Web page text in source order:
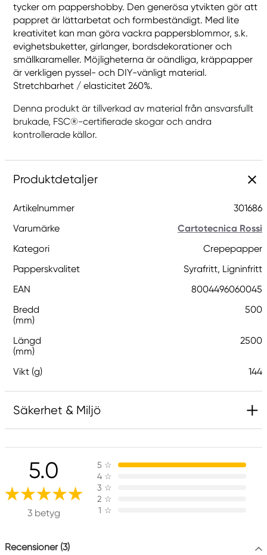
tycker om pappershobby. Den generösa ytvikten gör att
pappret är lättarbetat och formbeständigt. Med lite
kreativitet kan man göra vackra pappersblommor, s.k.
evighetsbuketter, girlanger, bordsdekorationer och
smällkarameller. Möjligheterna är oändliga, kräppapper
är verkligen pyssel- och DIY-vänligt material.
Stretchbarhet / elasticitet 260%.
Denna produkt är tillverkad av material från ansvarsfullt
brukade, FSC®-certifierade skogar och andra
kontrollerade källor.
Produktdetaljer
Artikelnummer
301686
Varumärke
Cartotecnica Rossi
Kategori
Crepepapper
Papperskvalitet
Syrafritt, Ligninfritt
EAN
8004496060045
Bredd
(mm)
500
Längd
(mm)
2500
Vikt (g) 144
Säkerhet & Miljö
Ansvarig EU
Cartotecnica Rossi
Cartotecnica Rossi S.r.l.
Via Perale, 19
36011 Arsiero (VI) Italy
5.0
3 betyg
5 ☆
4 ☆
3 ☆
2 ☆
1 ☆
Recensioner (3)